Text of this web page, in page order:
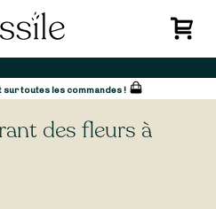
sur toutes les commandes !
des fleurs à